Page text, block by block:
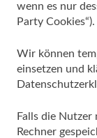
wenn es nur
Party Cookies“).
Wir können
einsetzen und
Falls die
Rechner